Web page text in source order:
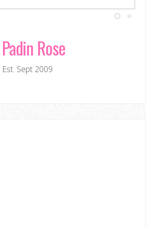
Padin Rose
Est. Sept 2009